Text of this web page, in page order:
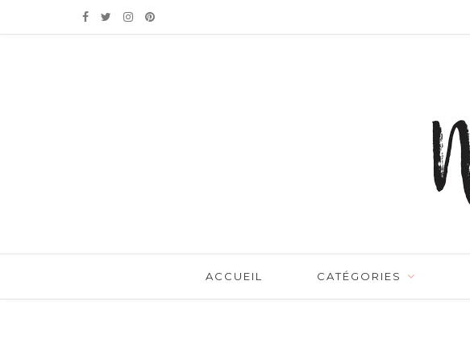
ACCUEIL CATÉGORIES